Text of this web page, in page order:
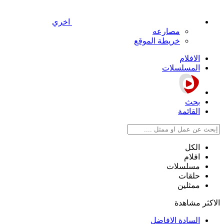
اخري
مصارعه
خريطة الموقع
الافلام
المسلسلات
بحث
القائمة
الكل
افلام
مسلسلات
حلقات
ممثلين
الاكثر مشاهدة
السادة الافاضل